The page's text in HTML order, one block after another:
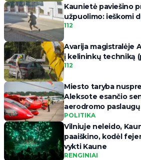
Kaunietė paviešino
užpuolimo: ieškomi
112
Avarija magistralėje
į kelininkų techniką
112
Miesto taryba
Aleksote esančio
aerodromo
POLITIKA
Vilniuje neleido,
paaiškino, kodėl
vykti Kaune
RENGINIAI